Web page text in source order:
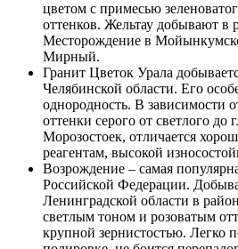
цветом с примесью
оттенков. Жельтау добывают в
Месторождение в
Мирный.
Гранит Цветок Урала
Челябинской области. Его
однородность. В зависимости
оттенки серого от светлого до
Морозостоек, отличается
реагентам, высокой
Возрождение – самая
Российской Федерации.
Ленинградской области в
светлым тоном и розоватым
крупной зернистостью. Легко